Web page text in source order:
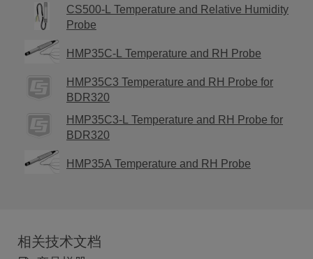
CS500-L Temperature and Relative Humidity
Probe
HMP35C-L Temperature and RH Probe
HMP35C3 Temperature and RH Probe for
BDR320
HMP35C3-L Temperature and RH Probe for
BDR320
HMP35A Temperature and RH Probe
相关技术文档